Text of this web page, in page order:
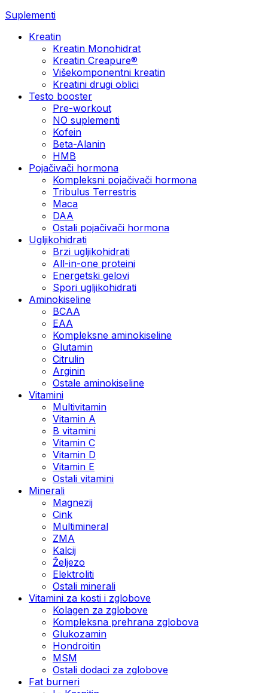
Suplementi
Kreatin
Kreatin Monohidrat
Kreatin Creapure®
Višekomponentni kreatin
Kreatini drugi oblici
Testo booster
Pre-workout
NO suplementi
Kofein
Beta-Alanin
HMB
Pojačivači hormona
Kompleksni pojačivači hormona
Tribulus Terrestris
Maca
DAA
Ostali pojačivači hormona
Ugljikohidrati
Brzi ugljikohidrati
All-in-one proteini
Energetski gelovi
Spori ugljikohidrati
Aminokiseline
BCAA
EAA
Kompleksne aminokiseline
Glutamin
Citrulin
Arginin
Ostale aminokiseline
Vitamini
Multivitamin
Vitamin A
B vitamini
Vitamin C
Vitamin D
Vitamin E
Ostali vitamini
Minerali
Magnezij
Cink
Multimineral
ZMA
Kalcij
Željezo
Elektroliti
Ostali minerali
Vitamini za kosti i zglobove
Kolagen za zglobove
Kompleksna prehrana zglobova
Glukozamin
Hondroitin
MSM
Ostali dodaci za zglobove
Fat burneri